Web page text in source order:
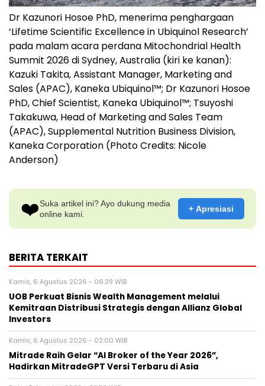
Dr Kazunori Hosoe PhD, menerima penghargaan
‘Lifetime Scientific Excellence in Ubiquinol Research’
pada malam acara perdana Mitochondrial Health
Summit 2026 di Sydney, Australia (kiri ke kanan):
Kazuki Takita, Assistant Manager, Marketing and
Sales (APAC), Kaneka Ubiquinol™; Dr Kazunori Hosoe
PhD, Chief Scientist, Kaneka Ubiquinol™; Tsuyoshi
Takakuwa, Head of Marketing and Sales Team
(APAC), Supplemental Nutrition Business Division,
Kaneka Corporation (Photo Credits: Nicole
Anderson)
❤️Suka artikel ini? Ayo dukung media
online kami.
+ Apresiasi
BERITA TERKAIT
Kamis, 6 Agustus 2026 - 06:39 WIB
UOB Perkuat Bisnis Wealth Management melalui
Kemitraan Distribusi Strategis dengan Allianz Global
Investors
Kamis, 6 Agustus 2026 - 02:00 WIB
Mitrade Raih Gelar “AI Broker of the Year 2026”,
Hadirkan MitradeGPT Versi Terbaru di Asia